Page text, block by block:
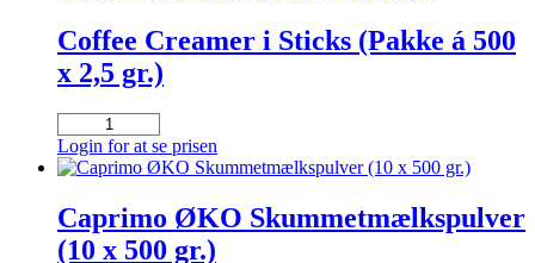
0,5%,
20
ml
á
100
stk.)
antal
Coffee Creamer i Sticks (Pakke á 500
x 2,5 gr.)
Coffee
Creamer
i
(Pakke
á
500
Login for at se prisen
Caprimo ØKO Skummetmælkspulver
(10 x 500 gr.)